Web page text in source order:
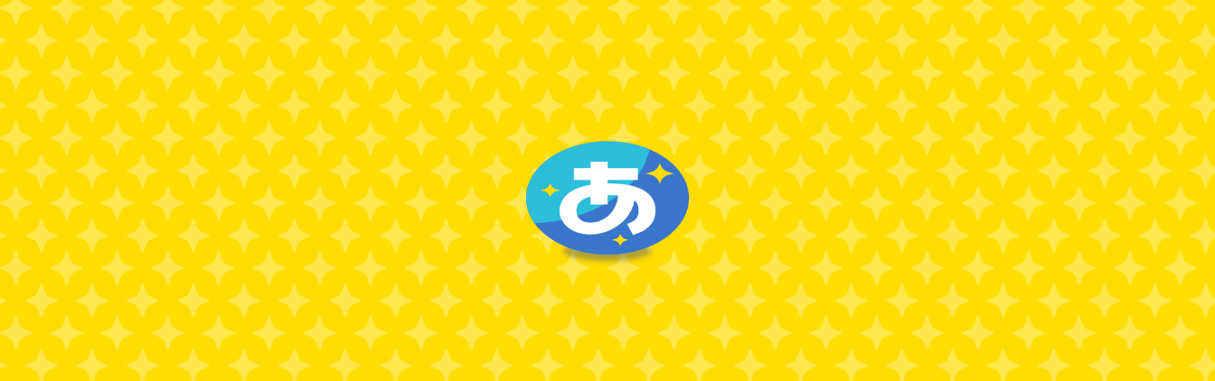
NEWS
全て
全て
お知らせ